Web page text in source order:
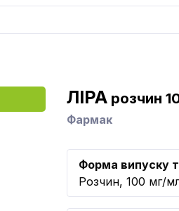
ЛІРА розчин
Фармак
Форма випуску
Розчин, 100 мг/